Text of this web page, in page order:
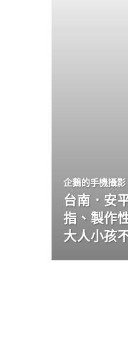
企鵝的手機攝影
台南．安
指、製作
大人小孩